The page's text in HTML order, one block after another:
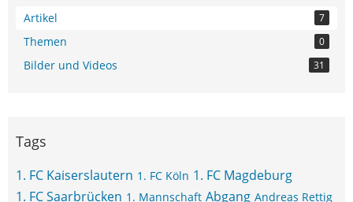
Artikel 7
Themen 0
Bilder und Videos 31
Tags
1. FC Kaiserslautern 1. FC Köln 1. FC Magdeburg
1. FC Saarbrücken 1. Mannschaft Abgang Andreas Rettig